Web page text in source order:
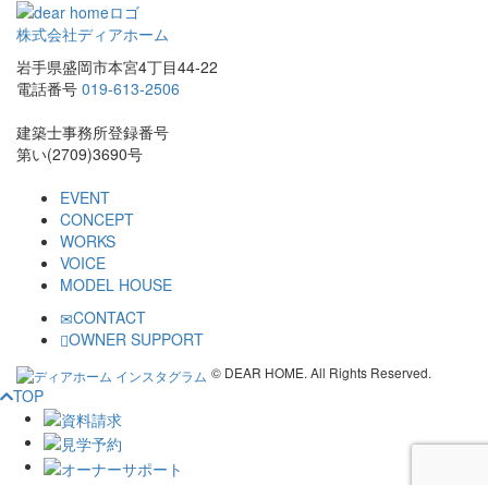
株式会社ディアホーム
岩手県盛岡市本宮4丁目44-22
電話番号 019-613-2506
建築士事務所登録番号
第い(2709)3690号
EVENT
CONCEPT
WORKS
VOICE
MODEL HOUSE
CONTACT
OWNER SUPPORT
© DEAR HOME. All Rights Reserved.
TOP